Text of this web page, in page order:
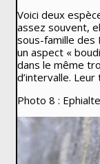
Voici deux
assez souvent,
sous-famille des
un aspect «
dans le même
d’intervalle.
Photo 8 :